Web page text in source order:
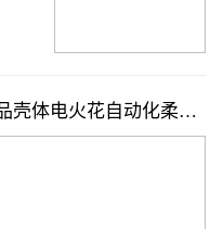
壳体电火花自动化柔性